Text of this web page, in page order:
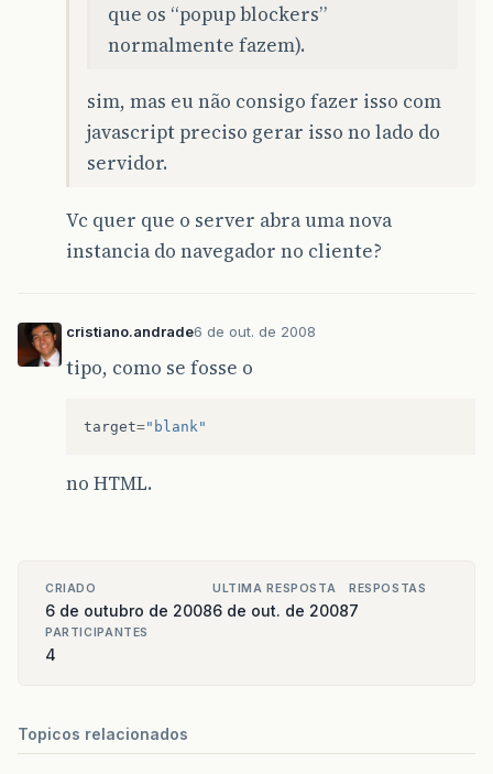
que os “popup blockers”
normalmente fazem).
sim, mas eu não consigo fazer isso com
javascript preciso gerar isso no lado do
servidor.
Vc quer que o server abra uma nova
instancia do navegador no cliente?
cristiano.andrade6 de out. de 2008
tipo, como se fosse o
target="blank"
no HTML.
CRIADO
6 de outubro de 2008
ULTIMA RESPOSTA
6 de out. de 2008
RESPOSTAS
7
PARTICIPANTES
4
Topicos relacionados